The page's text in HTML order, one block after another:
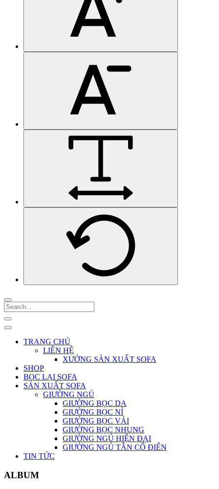
TRANG CHỦ
LIÊN HỆ
XƯỞNG SẢN XUẤT SOFA
SHOP
BỌC LẠI SOFA
SẢN XUẤT SOFA
GIƯỜNG NGỦ
GIƯỜNG BỌC DA
GIƯỜNG BỌC NỈ
GIƯỜNG BỌC VẢI
GIƯỜNG BỌC NHUNG
GIƯỜNG NGỦ HIỆN ĐẠI
GIƯỜNG NGỦ TÂN CỔ ĐIỂN
TIN TỨC
ALBUM